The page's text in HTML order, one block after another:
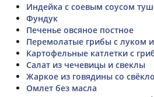
Индейка с соевым соусом
Фундук
Печенье овсяное постное
Перемолатые грибы с луком
Картофельные катлетки с
Салат из чечевицы и свеклы
Жаркое из говядины со
Омлет без масла